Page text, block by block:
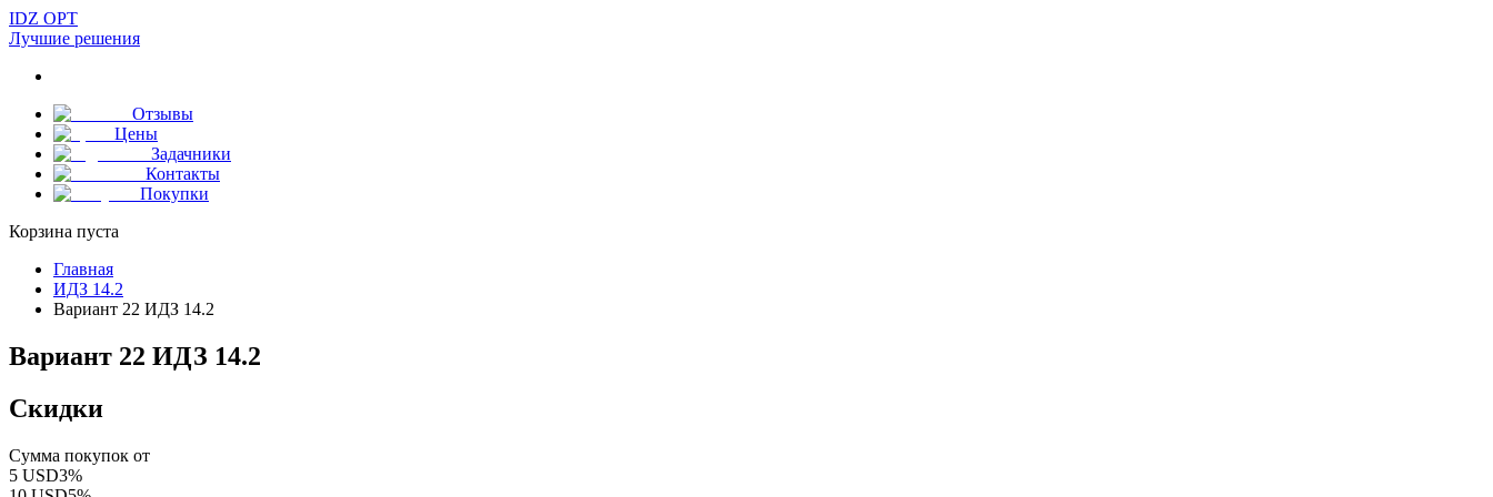
IDZ OPT
Лучшие решения
Отзывы
Цены
Задачники
Контакты
Покупки
Корзина пуста
Главная
ИДЗ 14.2
Вариант 22 ИДЗ 14.2
Вариант 22 ИДЗ 14.2
Скидки
Сумма покупок от
5 USD3%